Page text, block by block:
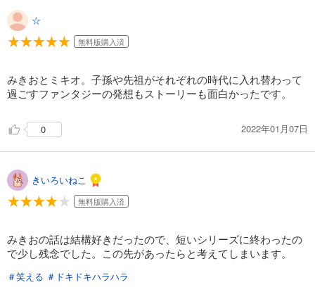
☆
無料版購入済
みきおとミキオ。子孫や先祖がそれぞれの時代に入れ替わって
過ごすファンタジーの発想もストーリーも面白かったです。
0 2022年01月07日
きいろいねこ
無料版購入済
みきおの話は結構好きだったので、短いシリーズに終わったの
で少し残念でした。この先があったらと考えてしまいます。
＃笑える ＃ドキドキハラハラ